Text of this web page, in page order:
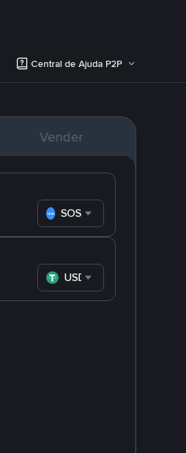
Central de Ajuda P2P
Vender
SOS
USDT